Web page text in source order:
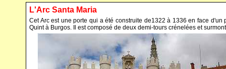
L'Arc Santa Maria
Cet Arc est une porte qui a été construite de1322 à 1336 en face
Quint à Burgos. Il est composé de deux demi-tours crénelées et